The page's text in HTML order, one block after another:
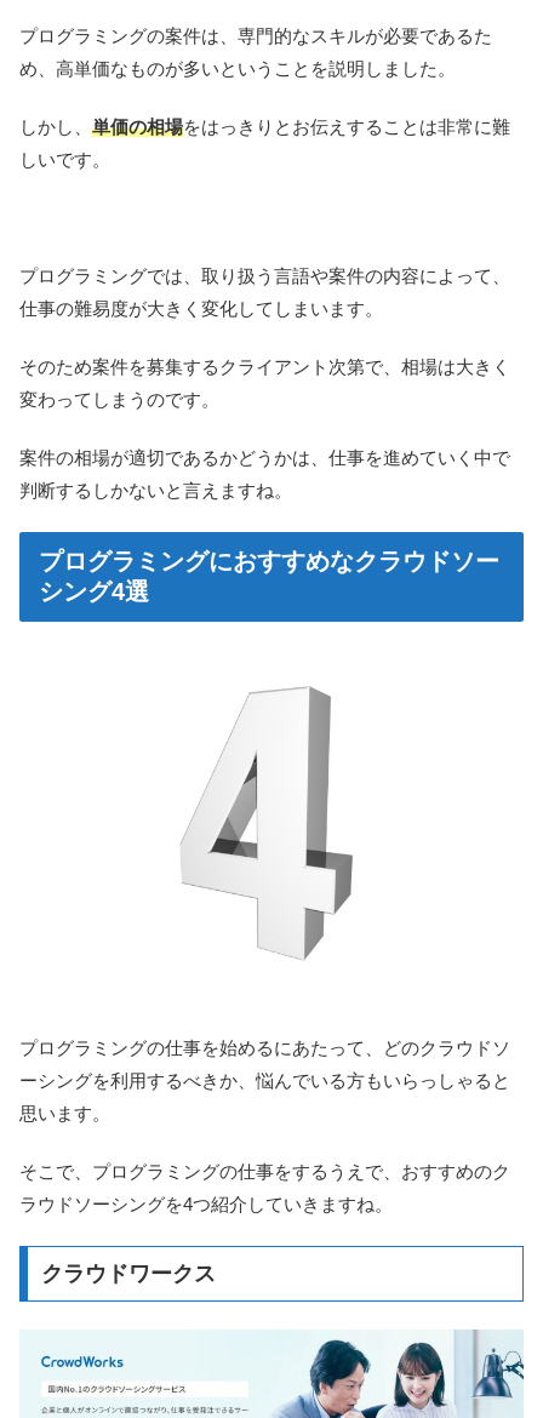
プログラミングの案件は、専門的なスキルが必要であるた
め、高単価なものが多いということを説明しました。
しかし、 単価の相場をはっきりとお伝えすることは非常に難
しいです。
プログラミングでは、取り扱う言語や案件の内容によって、
仕事の難易度が大きく変化してしまいます。
そのため案件を募集するクライアント次第で、相場は大きく
変わってしまうのです。
案件の相場が適切であるかどうかは、仕事を進めていく中で
判断するしかないと言えますね。
プログラミングにおすすめなクラウドソー
シング4選
プログラミングの仕事を始めるにあたって、どのクラウドソ
ーシングを利用するべきか、悩んでいる方もいらっしゃると
思います。
そこで、プログラミングの仕事をするうえで、おすすめのク
ラウドソーシングを4つ紹介していきますね。
クラウドワークス